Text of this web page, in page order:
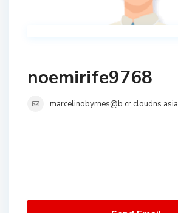
noemirife9768
marcelinobyrnes@b.cr.cloudns.asia